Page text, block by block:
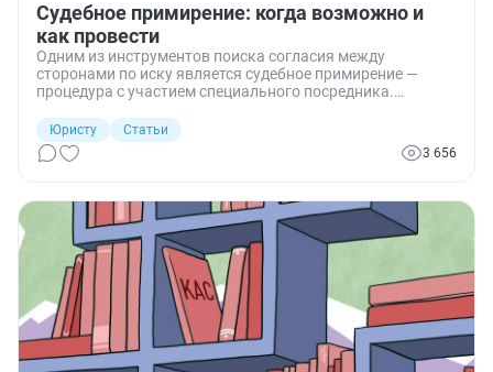
Судебное примирение: когда возможно и
как провести
Одним из инструментов поиска согласия между
сторонами по иску является судебное примирение —
процедура с участием специального посредника.
суда, а примирителями выступают судьи в отставке.
Юристу
Статьи
3 656